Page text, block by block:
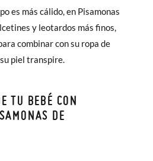
es más cálido, en Pisamonas
y leotardos más finos,
combinar con su ropa de
piel transpire.
TU BEBÉ CON
DE